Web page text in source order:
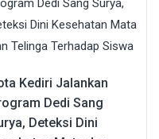
Kediri Jalankan
Dedi Sang
Deteksi Dini